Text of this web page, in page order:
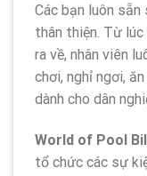
Các bạn luôn
thân thiện. Từ lúc
ra về, nhân viên
chơi, nghỉ ngơi,
dành cho dân
World of Pool
tổ chức các sự